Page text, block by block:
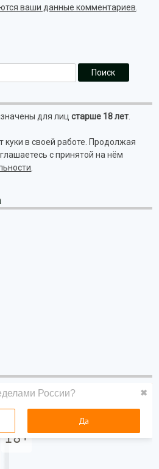
ваши данные комментариев
для лицстарше 18 лет
куки в своей работе. Продолжая
с принятой на нём